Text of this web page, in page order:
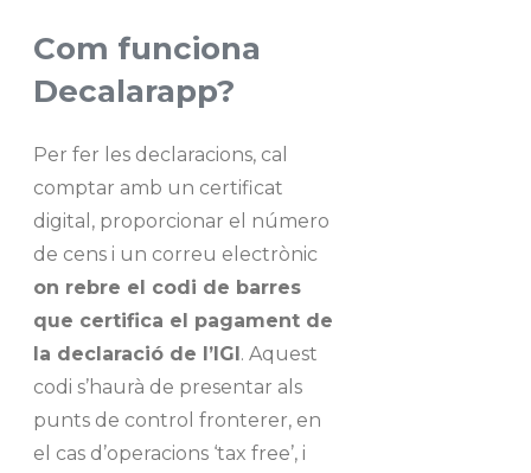
Com funciona
Decalarapp?
Per fer les declaracions, cal
comptar amb un certificat
digital, proporcionar el número
de cens i un correu electrònic
on rebre el codi de barres
que certifica el pagament de
la declaració de l’IGI. Aquest
codi s’haurà de presentar als
punts de control fronterer, en
el cas d’operacions ‘tax free’, i